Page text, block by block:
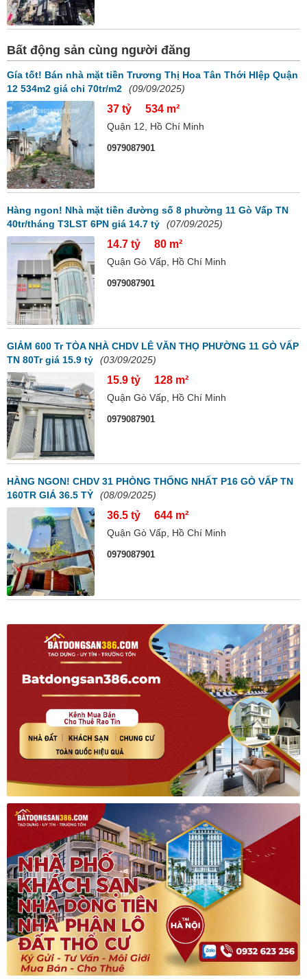
Bất động sản cùng người đăng
Gía tốt! Bán nhà mặt tiền Trương Thị Hoa Tân Thới HIệp Quận
12 534m2 giá chỉ 70tr/m2
(09/09/2025)
37 tỷ 534 m²
Quận 12, Hồ Chí Minh
0979087901
Hàng ngon! Nhà mặt tiền đường số 8 phường 11 Gò Vấp TN
40tr/tháng T3LST 6PN giá 14.7 tỷ
(07/09/2025)
14.7 tỷ 80 m²
Quận Gò Vấp, Hồ Chí Minh
0979087901
GIẢM 600 Tr TÒA NHÀ CHDV LÊ VĂN THỌ PHƯỜNG 11 GÒ VẤP
TN 80Tr giá 15.9 tỷ
(03/09/2025)
15.9 tỷ 128 m²
Quận Gò Vấp, Hồ Chí Minh
0979087901
HÀNG NGON! CHDV 31 PHÒNG THỐNG NHẤT P16 GÒ VẤP TN
160TR GIÁ 36.5 TỶ
(08/09/2025)
36.5 tỷ 644 m²
Quận Gò Vấp, Hồ Chí Minh
0979087901